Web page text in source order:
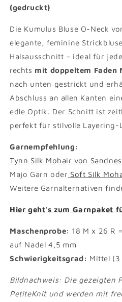
(gedruckt)
Die Kumulus Bluse O-Neck
elegante, feminine
Halsausschnitt – ideal für
rechts mit doppeltem Faden
nach unten gestrickt und
Abschluss an allen Kanten
edle Optik. Der Schnitt ist
perfekt für stilvolle Layering-
Garnempfehlung:
Tynn Silk Mohair von
Majo Garn oder Soft Silk
Weitere Garnalternativen
Hier geht's zum Garnpaket
Maschenprobe: 18 M x 26 R
auf Nadel 4,5 mm
Schwierigkeitsgrad: Mittel (3
Bildnachweis: Die gezeigten
PetiteKnit und werden mit